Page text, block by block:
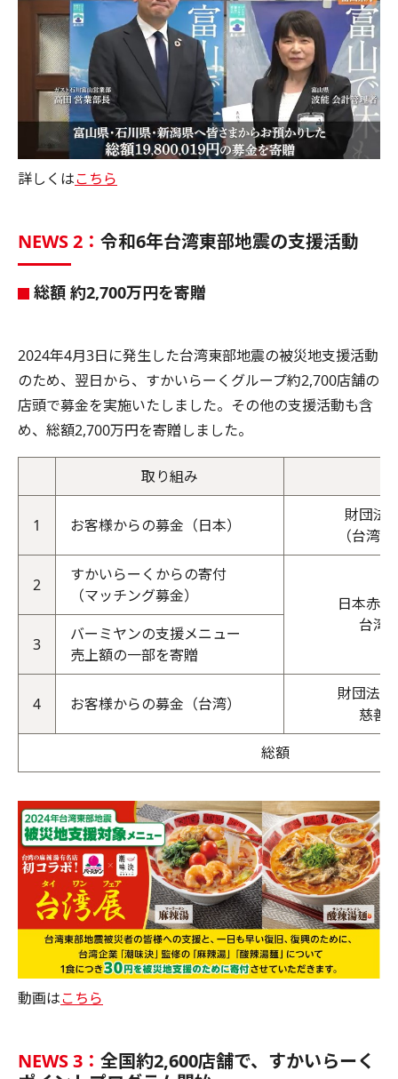
詳しくはこちら
NEWS 2： 令和6年台湾東部地震の支援活動
総額 約2,700万円を寄贈
2024年4月3日に発生した台湾東部地震の被災地支援活動
のため、翌日から、すかいらーくグループ約2,700店舗の
店頭で募金を実施いたしました。その他の支援活動も含
め、総額2,700万円を寄贈しました。
取り組み
1 お客様からの募金（日本）
財団法
（台湾
2
すかいらーくからの寄付
（マッチング募金）
日本赤
台湾
3
バーミヤンの支援メニュー
売上額の一部を寄贈
4 お客様からの募金（台湾）
財団法
慈善
総額
動画はこちら
NEWS 3： 全国約2,600店舗で、すかいらーく